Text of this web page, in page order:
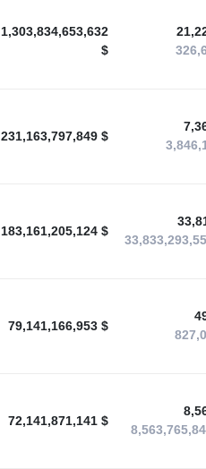
1,303,834,653,632
$
231,163,797,849 $
183,161,205,124 $
79,141,166,953 $
72,141,871,141 $